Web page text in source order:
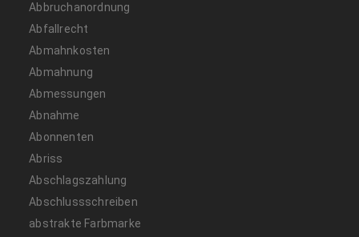
Abbruchanordnung
Abfallrecht
Abmahnkosten
Abmahnung
Abmessungen
Abnahme
Abonnenten
Abriss
Abschlagszahlung
Abschlussschreiben
abstrakte Farbmarke